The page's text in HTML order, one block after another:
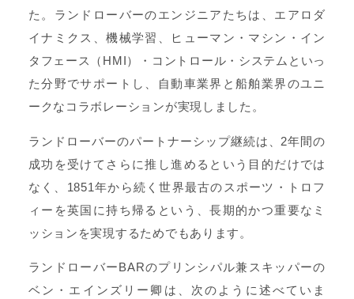
た。ランドローバーのエンジニアたちは、エアロダ
イナミクス、機械学習、ヒューマン・マシン・イン
タフェース（HMI）・コントロール・システムといっ
た分野でサポートし、自動車業界と船舶業界のユニ
ークなコラボレーションが実現しました。
ランドローバーのパートナーシップ継続は、2年間の
成功を受けてさらに推し進めるという目的だけでは
なく、1851年から続く世界最古のスポーツ・トロフ
ィーを英国に持ち帰るという、長期的かつ重要なミ
ッションを実現するためでもあります。
ランドローバーBARのプリンシパル兼スキッパーの
ベン・エインズリー卿は、次のように述べていま